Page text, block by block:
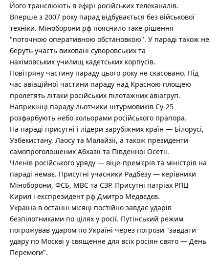
Його транслюють в ефірі російських телеканалів.
Вперше з 2007 року парад відбувається без військової
техніки. Міноборони рф пояснило таке рішення
"поточною оперативною обстановкою". У параді також не
беруть участь виховані суворовських та
нахімовських училищ кадетських корпусів.
Повітряну частину параду цього року не скасовано. Під
час авіаційної частини параду над Красною площею
пролетять літаки російських пілотажних авіагруп.
Наприкінці параду льотчики штурмовиків Су-25
розфарбують небо кольорами російського прапора.
На параді присутні і лідери зарубіжних країн — Білорусі,
Узбекистану, Лаосу та Малайзії, а також президенти
самопроголошених Абхазії та Південної Осетії.
Членів російського уряду — віце-прем'єрів та міністрів на
параді немає. Присутні учасники Радбезу — керівники
Міноборони, ФСБ, МВС та СЗР. Присутні патріах РПЦ
Кирил і експрезидент рф Дмитро Медвєдєв.
Україна в останні місяці постійно завдає ударів
безпілотниками по цілях у росії. Путінський режим
погрожував ударом по Україні через погрози "завдати
удару по Москві у священне для всіх росіян свято — День
Перемоги".